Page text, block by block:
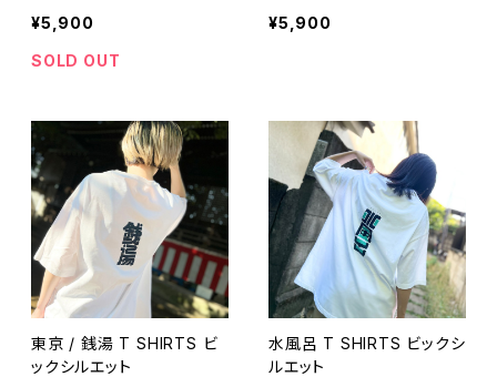
¥5,900
SOLD OUT
¥5,900
東京 / 銭湯 T SHIRTS ビ
ックシルエット
水風呂 T SHIRTS ビックシ
ルエット